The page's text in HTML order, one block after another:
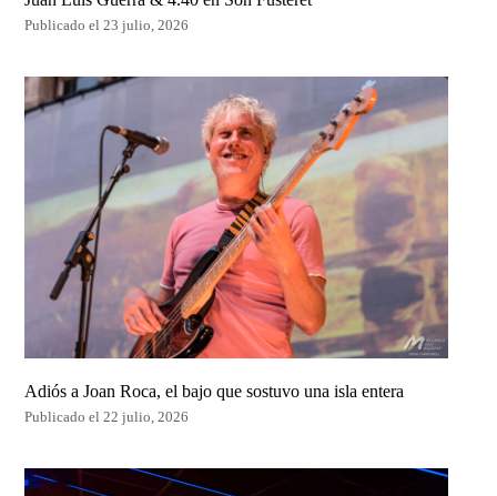
Publicado el 23 julio, 2026
Adiós a Joan Roca, el bajo que sostuvo una isla entera
Publicado el 22 julio, 2026